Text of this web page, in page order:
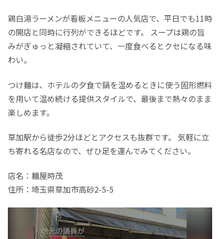
鶏白湯ラーメンが看板メニューの人気店で、平日でも11時
の開店と同時に行列ができるほどです。 スープは鶏の旨
みがぎゅっと凝縮されていて、一度食べるとクセになる味
わい。
つけ麺は、ホテルの夕食で鍋を温めるときに使う固形燃料
を用いて温め続ける提供スタイルで、最後まで熱々のまま
楽しめます。
草加駅から徒歩2分ほどとアクセスも抜群です。 気軽に立
ち寄れる名店なので、ぜひ足を運んでみてください。
店名：麺屋時茂
住所：埼玉県草加市高砂2-5-5